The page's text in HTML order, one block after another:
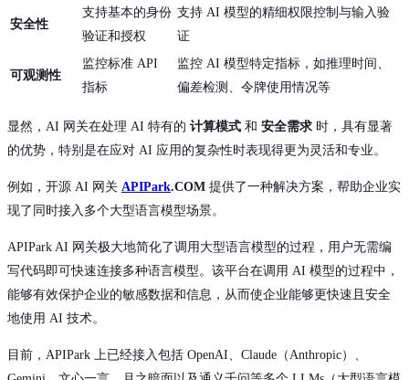
安全性
支持基本的身份
验证和授权
支持 AI 模型的精细权限控制与输入验
证
可观测性
监控标准 API
指标
监控 AI 模型特定指标，如推理时间、
偏差检测、令牌使用情况等
显然，AI 网关在处理 AI 特有的 计算模式 和 安全需求 时，具有显著
的优势，特别是在应对 AI 应用的复杂性时表现得更为灵活和专业。
例如，开源 AI 网关 APIPark.COM 提供了一种解决方案，帮助企业实
现了同时接入多个大型语言模型场景。
APIPark AI 网关极大地简化了调用大型语言模型的过程，用户无需编
写代码即可快速连接多种语言模型。该平台在调用 AI 模型的过程中，
能够有效保护企业的敏感数据和信息，从而使企业能够更快速且安全
地使用 AI 技术。
目前，APIPark 上已经接入包括 OpenAI、Claude（Anthropic）、